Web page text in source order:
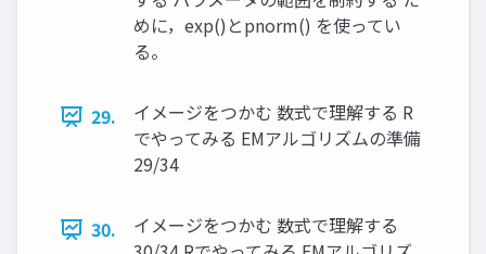
めに，exp()とpnorm() を使ってい
る。
29.
イメージをつかむ 数式で理解する R
でやってみる EMアルゴリズムの準備
29/34
30.
イメージをつかむ 数式で理解する